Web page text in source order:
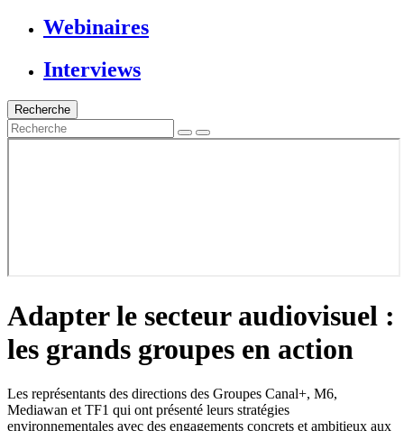
Webinaires
Interviews
Recherche
Adapter le secteur audiovisuel :
les grands groupes en action
Les représentants des directions des Groupes Canal+, M6,
Mediawan et TF1 qui ont présenté leurs stratégies
environnementales avec des engagements concrets et ambitieux aux